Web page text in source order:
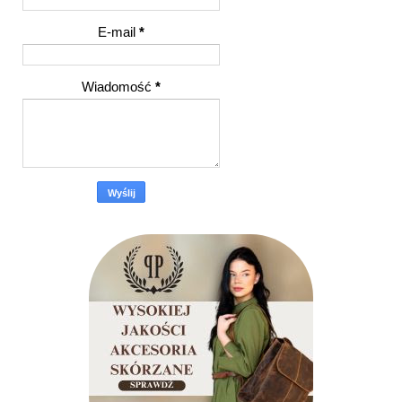
E-mail *
Wiadomość *